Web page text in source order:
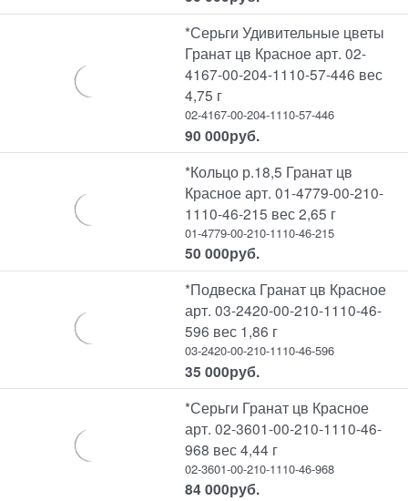
*Серьги Удивительные цветы
Гранат цв Красное арт. 02-
4167-00-204-1110-57-446 вес
4,75 г
02-4167-00-204-1110-57-446
90 000руб.
*Кольцо р.18,5 Гранат цв
Красное арт. 01-4779-00-210-
1110-46-215 вес 2,65 г
01-4779-00-210-1110-46-215
50 000руб.
*Подвеска Гранат цв Красное
арт. 03-2420-00-210-1110-46-
596 вес 1,86 г
03-2420-00-210-1110-46-596
35 000руб.
*Серьги Гранат цв Красное
арт. 02-3601-00-210-1110-46-
968 вес 4,44 г
02-3601-00-210-1110-46-968
84 000руб.